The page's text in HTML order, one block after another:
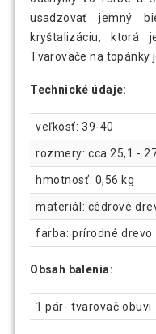
usadzovať jemný
kryštalizáciu, ktorá
Tvarovače na topánky
Technické údaje:
veľkosť: 39-40
rozmery: cca 25,1 -
hmotnosť: 0,56 kg
materiál: cédrové
farba: prírodné drevo
Obsah balenia:
1 pár- tvarovač obuvi